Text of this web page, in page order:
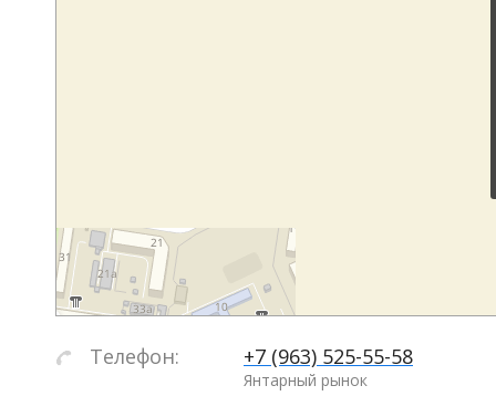
Телефон: +7 (963) 525-55-58
Янтарный рынок